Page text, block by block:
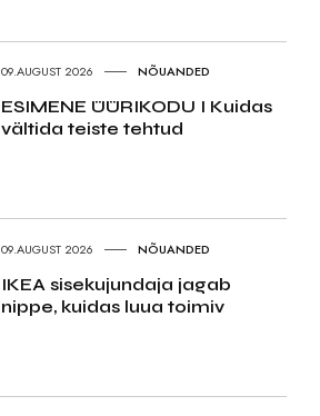
09.AUGUST 2026 NÕUANDED
ESIMENE ÜÜRIKODU I Kuidas
vältida teiste tehtud
09.AUGUST 2026 NÕUANDED
IKEA sisekujundaja jagab
nippe, kuidas luua toimiv